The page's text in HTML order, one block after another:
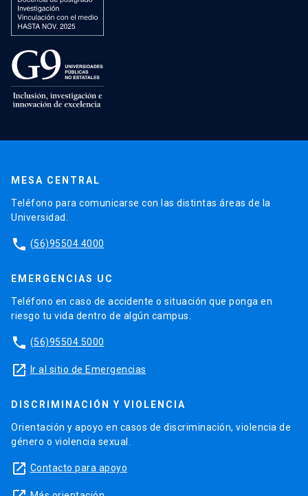
MESA CENTRAL
Teléfono para comunicarse con las distintas áreas de la
Universidad.
phone (56)95504 4000
EMERGENCIAS UC
Teléfono en caso de accidente o situación que ponga en
riesgo tu vida dentro de algún campus.
phone (56)95504 5000
launch Ir al sitio de Emergencias
DISCRIMINACIÓN Y VIOLENCIA
Orientación y apoyo en casos de discriminación, violencia de
género o violencia sexual.
launch Contacto para apoyo